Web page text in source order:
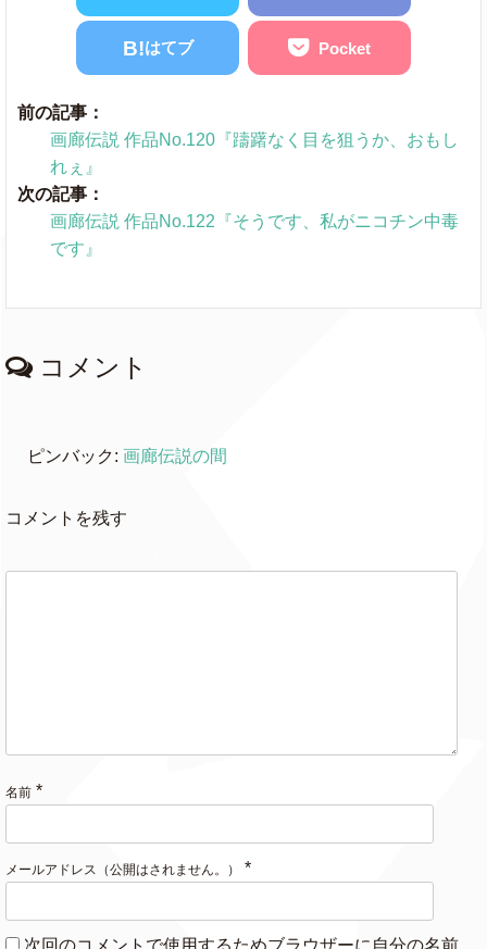
B!はてブ Pocket
前の記事：
画廊伝説 作品No.120『躊躇なく目を狙うか、おもし
れぇ』
次の記事：
画廊伝説 作品No.122『そうです、私がニコチン中毒
です』
コメント
ピンバック: 画廊伝説の間
コメントを残す
名前 *
メールアドレス（公開はされません。） *
次回のコメントで使用するためブラウザーに自分の名前、